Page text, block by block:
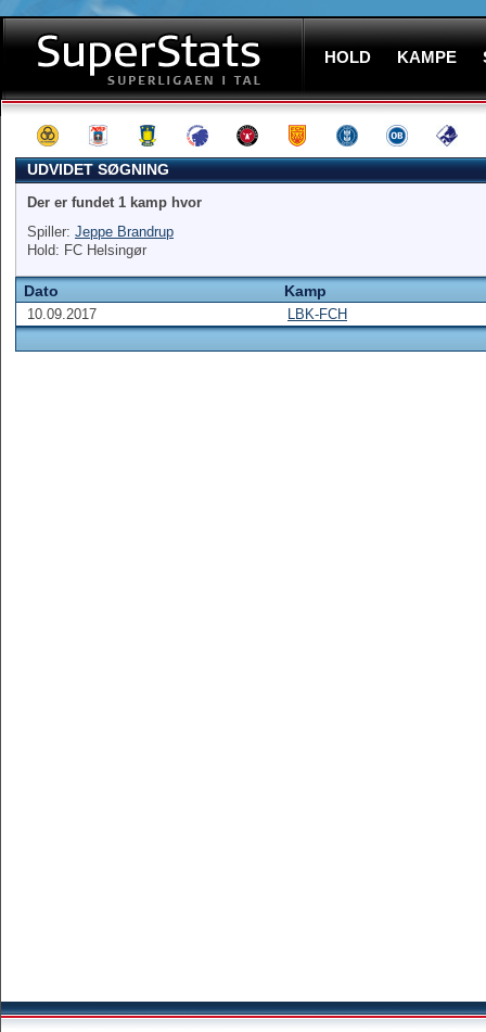
HOLD KAMPE
UDVIDET SØGNING
Der er fundet 1 kamp hvor
Spiller: Jeppe Brandrup
Hold: FC Helsingør
Dato Kamp
10.09.2017 LBK-FCH